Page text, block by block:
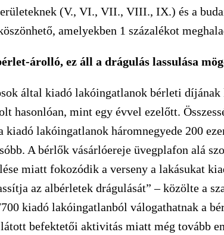
(V., VI., VII., VIII., IX.) és a
amelyekben 1 százalékot
árolló, ez áll a drágulás lassulása
által kiadó lakóingatlanok bérleti
hasonlóan, mint egy évvel ezelőtt.
kiadó lakóingatlanok háromnegyede 200
A bérlők vásárlóereje üvegplafon alá
miatt fokozódik a verseny a lakásukat
az albérletek drágulását” – közölte a
kiadó lakóingatlanból válogathatnak a
befektetői aktivitás miatt még tovább